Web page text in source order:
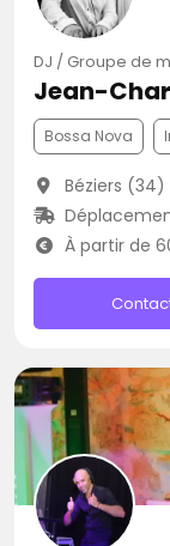
DJ / Groupe de
Jean-
Bossa Nova
Béziers (34)
À partir de